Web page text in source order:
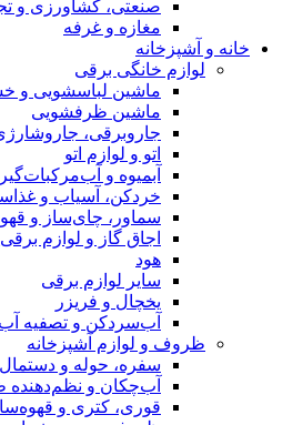
صنعتی، کشاورزی و
مغازه و غرفه
خانه و آشپزخانه
لوازم خانگی برقی
ماشین لباسشویی و
ماشین ظرفشویی
جاروبرقی،
اتو و لوازم اتو
آبمیوه و آب‌مرکبات‌گیر
خردکن، آسیاب و
سماور، چای‌ساز و
اجاق گاز و لوازم
هود
سایر لوازم برقی
یخچال و فریزر
آب‌سردکن و تصفیه آب
ظروف و لوازم آشپزخانه
سفره، حوله و دستمال
آب‌چکان و
قوری، کتری و